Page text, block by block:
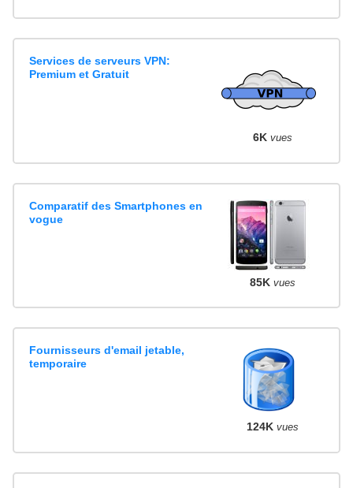
Services de serveurs VPN:
Premium et Gratuit
6K vues
Comparatif des Smartphones en
vogue
85K vues
Fournisseurs d'email jetable,
temporaire
124K vues